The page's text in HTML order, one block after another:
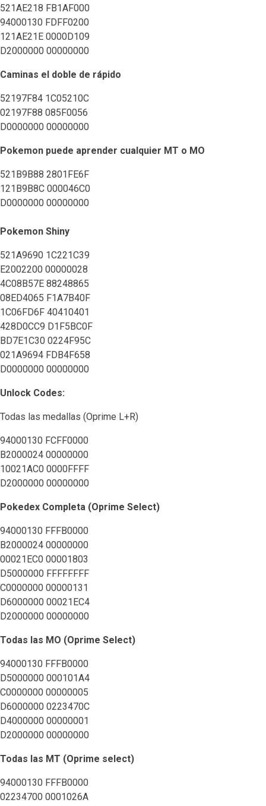
521AE218 FB1AF000
94000130 FDFF0200
121AE21E 0000D109
D2000000 00000000
Caminas el doble de rápido
52197F84 1C05210C
02197F88 085F0056
D0000000 00000000
Pokemon puede aprender cualquier MT o MO
521B9B88 2801FE6F
121B9B8C 000046C0
D0000000 00000000
Pokemon Shiny
521A9690 1C221C39
E2002200 00000028
4C08B57E 88248865
08ED4065 F1A7B40F
1C06FD6F 40410401
428D0CC9 D1F5BC0F
BD7E1C30 0224F95C
021A9694 FDB4F658
D0000000 00000000
Unlock Codes:
Todas las medallas (Oprime L+R)
94000130 FCFF0000
B2000024 00000000
10021AC0 0000FFFF
D2000000 00000000
Pokedex Completa (Oprime Select)
94000130 FFFB0000
B2000024 00000000
00021EC0 00001803
D5000000 FFFFFFFF
C0000000 00000131
D6000000 00021EC4
D2000000 00000000
Todas las MO (Oprime Select)
94000130 FFFB0000
D5000000 000101A4
C0000000 00000005
D6000000 0223470C
D4000000 00000001
D2000000 00000000
Todas las MT (Oprime select)
94000130 FFFB0000
02234700 0001026A